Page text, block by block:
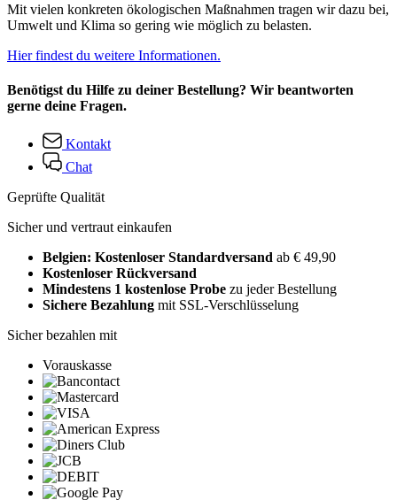
Mit vielen konkreten ökologischen Maßnahmen tragen wir dazu bei,
Umwelt und Klima so gering wie möglich zu belasten.
Hier findest du weitere Informationen.
Benötigst du Hilfe zu deiner Bestellung? Wir beantworten
gerne deine Fragen.
Kontakt
Chat
Geprüfte Qualität
Sicher und vertraut einkaufen
Belgien: Kostenloser Standardversand ab € 49,90
Kostenloser Rückversand
Mindestens 1 kostenlose Probe zu jeder Bestellung
Sichere Bezahlung mit SSL-Verschlüsselung
Sicher bezahlen mit
Vorauskasse